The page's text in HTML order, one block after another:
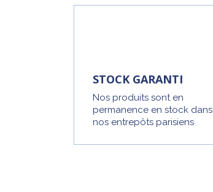
STOCK GARANTI
Nos produits sont en
permanence en stock dans
nos entrepôts parisiens